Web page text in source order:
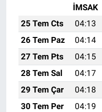
İMSAK
25 Tem Cts
04:13
26 Tem Paz
04:14
27 Tem Pts
04:15
28 Tem Sal
04:17
29 Tem Çar
04:18
30 Tem Per
04:19